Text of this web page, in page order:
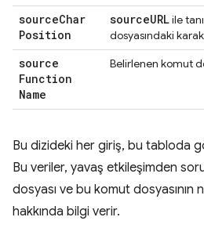
sourceChar
Position
sourceURLile
dosyasındaki
source
Function
Name
Belirlenen komut
Bu dizideki her giriş, bu tabloda
Bu veriler, yavaş etkileşimden
dosyası ve bu komut dosyasının
hakkında bilgi verir.